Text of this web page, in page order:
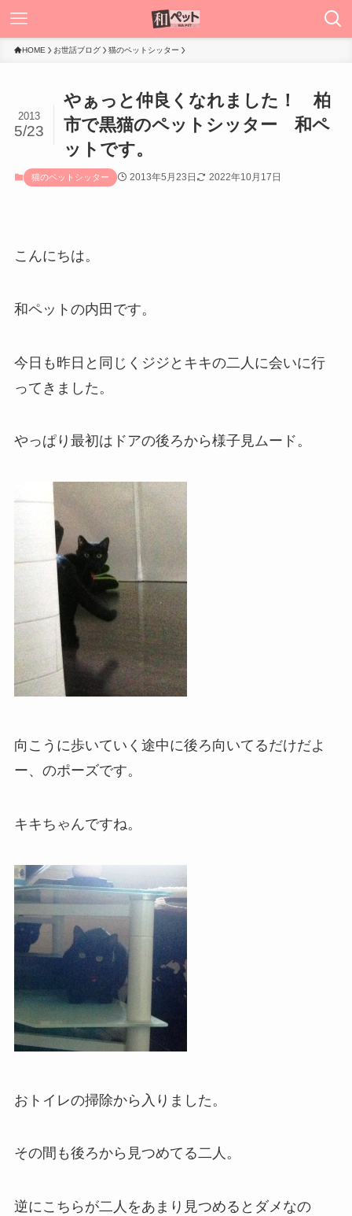
HOME お世話ブログ 猫のペットシッター
やぁっと仲良くなれました！ 柏
市で黒猫のペットシッター 和ペ
ットです。
2013
5/23
猫のペットシッター 2013年5月23日 2022年10月17日
こんにちは。
和ペットの内田です。
今日も昨日と同じくジジとキキの二人に会いに行
ってきました。
やっぱり最初はドアの後ろから様子見ムード。
向こうに歩いていく途中に後ろ向いてるだけだよ
ー、のポーズです。
キキちゃんですね。
おトイレの掃除から入りました。
その間も後ろから見つめてる二人。
逆にこちらが二人をあまり見つめるとダメなの